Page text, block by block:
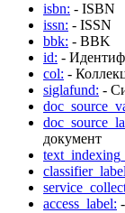
isbn: - ISBN
issn: - ISSN
bbk: - BBK
id: -
col: -
siglafund: -
документ
access_label: